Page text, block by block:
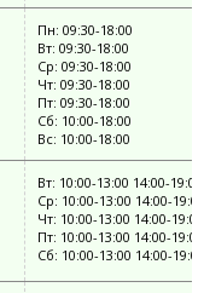
Пн: 09:30-18:00
Вт: 09:30-18:00
Ср: 09:30-18:00
Чт: 09:30-18:00
Пт: 09:30-18:00
Сб: 10:00-18:00
Вс: 10:00-18:00
Вт: 10:00-13:00 14:00-19:00
Ср: 10:00-13:00 14:00-19:00
Чт: 10:00-13:00 14:00-19:00
Пт: 10:00-13:00 14:00-19:00
Сб: 10:00-13:00 14:00-19:00